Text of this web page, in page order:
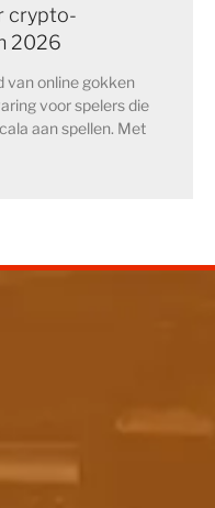
crypto-
2026
van online gokken
voor spelers die
aan spellen. Met